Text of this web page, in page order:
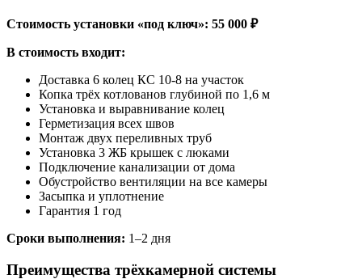
Стоимость установки «под ключ»: 55 000 ₽
В стоимость входит:
Доставка 6 колец КС 10-8 на участок
Копка трёх котлованов глубиной по 1,6 м
Установка и выравнивание колец
Герметизация всех швов
Монтаж двух переливных труб
Установка 3 ЖБ крышек с люками
Подключение канализации от дома
Обустройство вентиляции на все камеры
Засыпка и уплотнение
Гарантия 1 год
Сроки выполнения: 1–2 дня
Преимущества трёхкамерной системы